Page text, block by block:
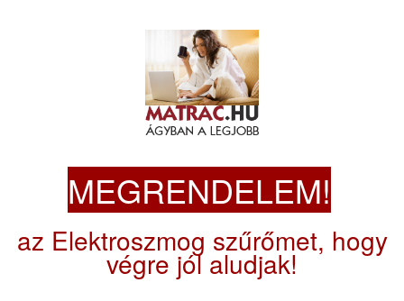
MEGRENDELEM!
az Elektroszmog szűrőmet, hogy
végre jól aludjak!